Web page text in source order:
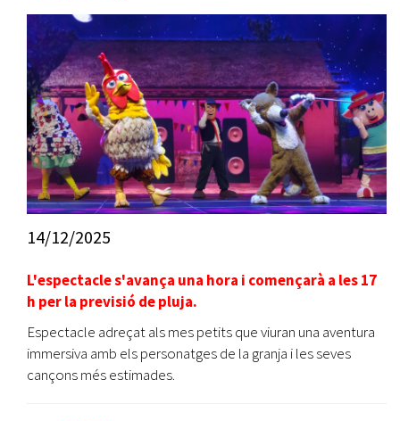
14/12/2025
L'espectacle s'avança una hora i començarà a les 17
h per la previsió de pluja.
Espectacle adreçat als mes petits que viuran una aventura
immersiva amb els personatges de la granja i les seves
cançons més estimades.